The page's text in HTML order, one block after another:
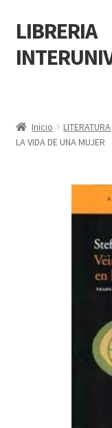
LIBRERIA
Carrito
PERSONALES DE
Inicio LITERATURA
LA VIDA DE UNA MUJER